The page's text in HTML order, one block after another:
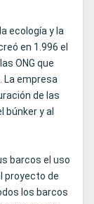
ecología y la
en 1.996 el
ONG que
La empresa
de las
búnker y al
barcos el uso
proyecto de
los barcos